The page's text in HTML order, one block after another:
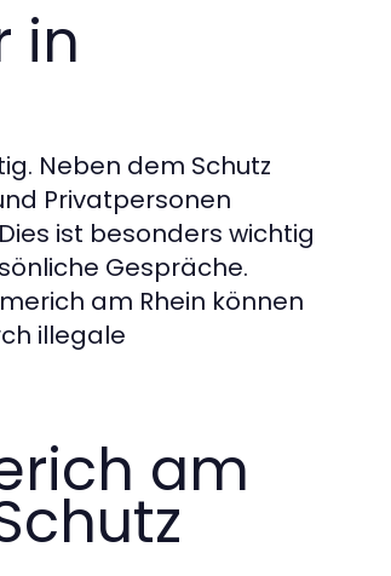
in
Neben dem Schutz
Privatpersonen
ist besonders wichtig
Gespräche.
am Rhein können
illegale
am